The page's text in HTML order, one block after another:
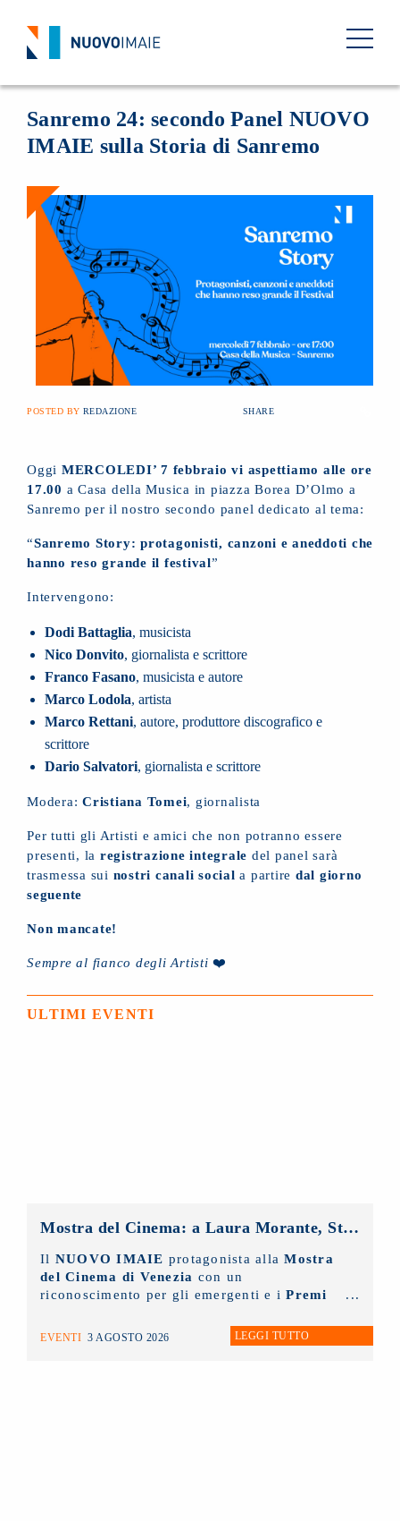
Sanremo 24: secondo Panel NUOVO
IMAIE sulla Storia di Sanremo
POSTED BY REDAZIONE SHARE
Oggi MERCOLEDI’ 7 febbraio vi aspettiamo alle ore
17.00 a Casa della Musica in piazza Borea D’Olmo a
Sanremo per il nostro secondo panel dedicato al tema:
“Sanremo Story: protagonisti, canzoni e aneddoti che
hanno reso grande il festival”
Intervengono:
Dodi Battaglia, musicista
Nico Donvito, giornalista e scrittore
Franco Fasano, musicista e autore
Marco Lodola, artista
Marco Rettani, autore, produttore discografico e
scrittore
Dario Salvatori, giornalista e scrittore
Modera: Cristiana Tomei, giornalista
Per tutti gli Artisti e amici che non potranno essere
presenti, la registrazione integrale del panel sarà
trasmessa sui nostri canali social a partire dal giorno
seguente
Non mancate!
Sempre al fianco degli Artisti ❤️
ULTIMI EVENTI
Mostra del Cinema: a Laura Morante, Stefania Rocca, Claudio Amendola e Sergio Rubini i Premi alla Carriera NUOVO IMAIE. Al Lido anche un riconoscimento ai giovani
Il NUOVO IMAIE protagonista allaMostra
del Cinema di Venezia con un
riconoscimento per gli emergenti e iPremi
Cinema Italiano.
EVENTI 3 AGOSTO 2026 LEGGI TUTTO